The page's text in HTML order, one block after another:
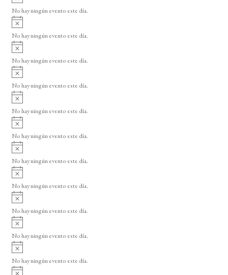
o
v
i
o
No hay ningún evento este día.
A
v
i
o
No hay ningún evento este día.
A
v
i
o
No hay ningún evento este día.
A
v
i
o
No hay ningún evento este día.
A
v
i
o
No hay ningún evento este día.
A
v
i
o
No hay ningún evento este día.
A
v
i
o
No hay ningún evento este día.
A
v
i
o
No hay ningún evento este día.
A
v
i
o
No hay ningún evento este día.
A
v
i
o
No hay ningún evento este día.
A
v
i
No hay ningún evento este día.
A